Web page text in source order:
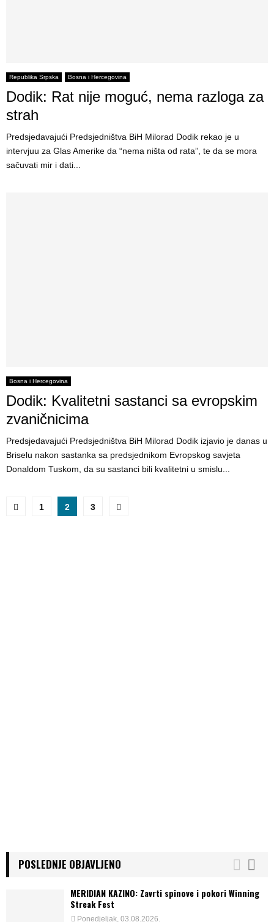
Republika Srpska Bosna i Hercegovina
Dodik: Rat nije moguć, nema razloga za
strah
Predsjedavajući Predsjedništva BiH Milorad Dodik rekao je u
intervjuu za Glas Amerike da “nema ništa od rata”, te da se mora
sačuvati mir i dati...
Bosna i Hercegovina
Dodik: Kvalitetni sastanci sa evropskim
zvaničnicima
Predsjedavajući Predsjedništva BiH Milorad Dodik izjavio je danas u
Briselu nakon sastanka sa predsjednikom Evropskog savjeta
Donaldom Tuskom, da su sastanci bili kvalitetni u smislu...
P
1 2 3
POSLEDNJE OBJAVLJENO
MERIDIAN KAZINO: Zavrti spinove i pokori Winning
Streak Fest
Ponedjeljak, 03.08.2026.